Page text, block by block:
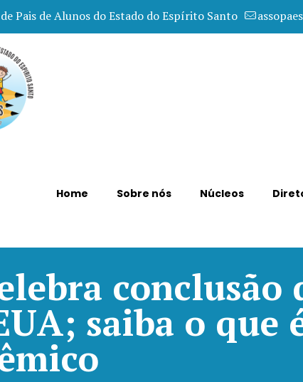
Pais de Alunos do Estado do Espírito Santo
Home Sobre nós Núcleos
conclusão
saiba o que